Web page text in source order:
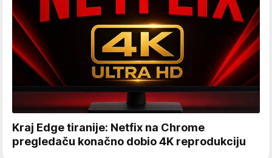
Kraj Edge tiranije: Netfix na Chrome
pregledaču konačno dobio 4K reprodukciju